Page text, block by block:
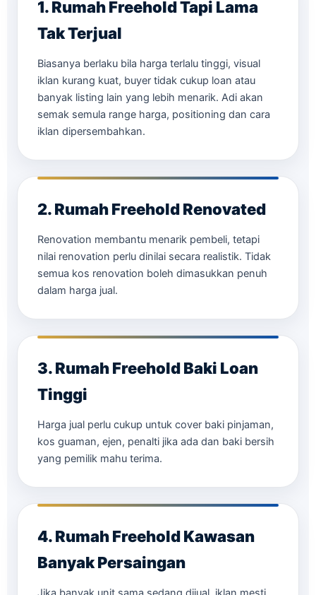
1. Rumah Freehold Tapi Lama
Tak Terjual
Biasanya berlaku bila harga terlalu tinggi, visual
iklan kurang kuat, buyer tidak cukup loan atau
banyak listing lain yang lebih menarik. Adi akan
semak semula range harga, positioning dan cara
iklan dipersembahkan.
2. Rumah Freehold Renovated
Renovation membantu menarik pembeli, tetapi
nilai renovation perlu dinilai secara realistik. Tidak
semua kos renovation boleh dimasukkan penuh
dalam harga jual.
3. Rumah Freehold Baki Loan
Tinggi
Harga jual perlu cukup untuk cover baki pinjaman,
kos guaman, ejen, penalti jika ada dan baki bersih
yang pemilik mahu terima.
4. Rumah Freehold Kawasan
Banyak Persaingan